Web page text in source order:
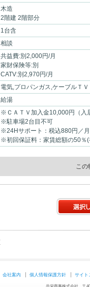
木造
2階建 2階部分
1台含
相談
共益費:別2,000円/月
家財保険等:別
CATV:別2,970円/月
電気,プロパンガス,ケーブルＴＶ
給湯
※ＣＡＴＶ加入金10,000円（入
※駐車場2台目不可
※24Hサポート：税込880円／月
※初回保証料：家賃総額の50％
この
会社案内 個人情報保護方針 サイト